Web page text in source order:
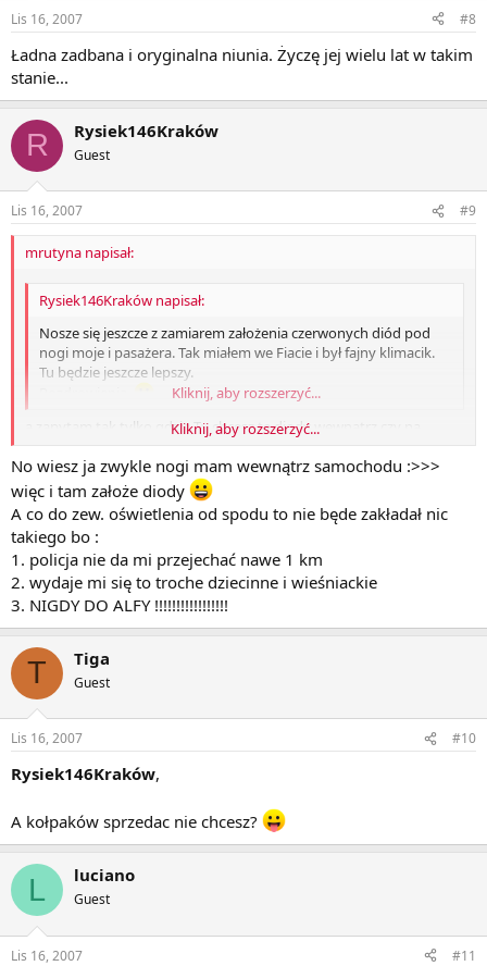
Lis 16, 2007 #8
Ładna zadbana i oryginalna niunia. Życzę jej wielu lat w takim
stanie...
R Rysiek146Kraków
Guest
Lis 16, 2007 #9
mrutyna napisał:
Rysiek146Kraków napisał:
Nosze się jeszcze z zamiarem założenia czerwonych diód pod
nogi moje i pasażera. Tak miałem we Fiacie i był fajny klimacik.
Tu będzie jeszcze lepszy.
Kliknij, aby rozszerzyć...
a zapytam tak tylko gdzie Ty chcesz te diody wewnątrz czy na
zewnątrz zamontować??
Kliknij, aby rozszerzyć...
No wiesz ja zwykle nogi mam wewnątrz samochodu :>>>
więc i tam założe diody
A co do zew. oświetlenia od spodu to nie będe zakładał nic
takiego bo :
1. policja nie da mi przejechać nawe 1 km
2. wydaje mi się to troche dziecinne i wieśniackie
3. NIGDY DO ALFY !!!!!!!!!!!!!!!!!
T Tiga
Guest
Lis 16, 2007 #10
Rysiek146Kraków,
A kołpaków sprzedac nie chcesz?
L luciano
Guest
Lis 16, 2007 #11